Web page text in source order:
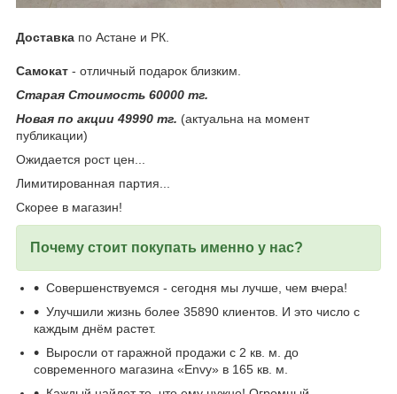
Доставка по Астане и РК.
Самокат - отличный подарок близким.
Старая Стоимость 60000 тг.
Новая по акции 49990 тг. (актуальна на момент
публикации)
Ожидается рост цен...
Лимитированная партия...
Скорее в магазин!
Почему стоит покупать именно у нас?
Совершенствуемся - сегодня мы лучше, чем вчера!
Улучшили жизнь более 35890 клиентов. И это число с
каждым днём растет.
Выросли от гаражной продажи с 2 кв. м. до
современного магазина «Envy» в 165 кв. м.